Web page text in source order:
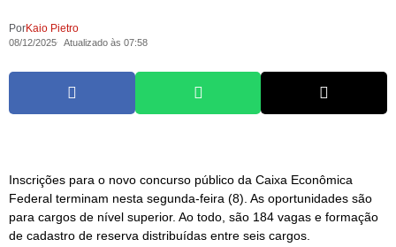
PorKaio Pietro
08/12/2025 Atualizado às 07:58
Inscrições para o novo concurso público da Caixa Econômica
Federal terminam nesta segunda-feira (8). As oportunidades são
para cargos de nível superior. Ao todo, são 184 vagas e formação
de cadastro de reserva distribuídas entre seis cargos.